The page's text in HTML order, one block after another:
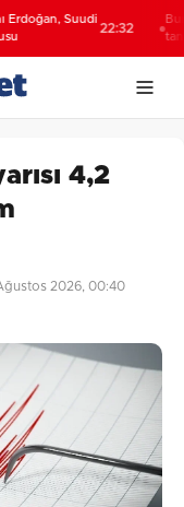
Suudi
22:32
Bursa’da
tanıtıldı...
4,2
2026, 00:40